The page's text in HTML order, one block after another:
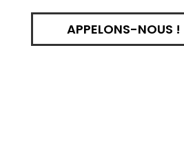
APPELONS-NOUS !